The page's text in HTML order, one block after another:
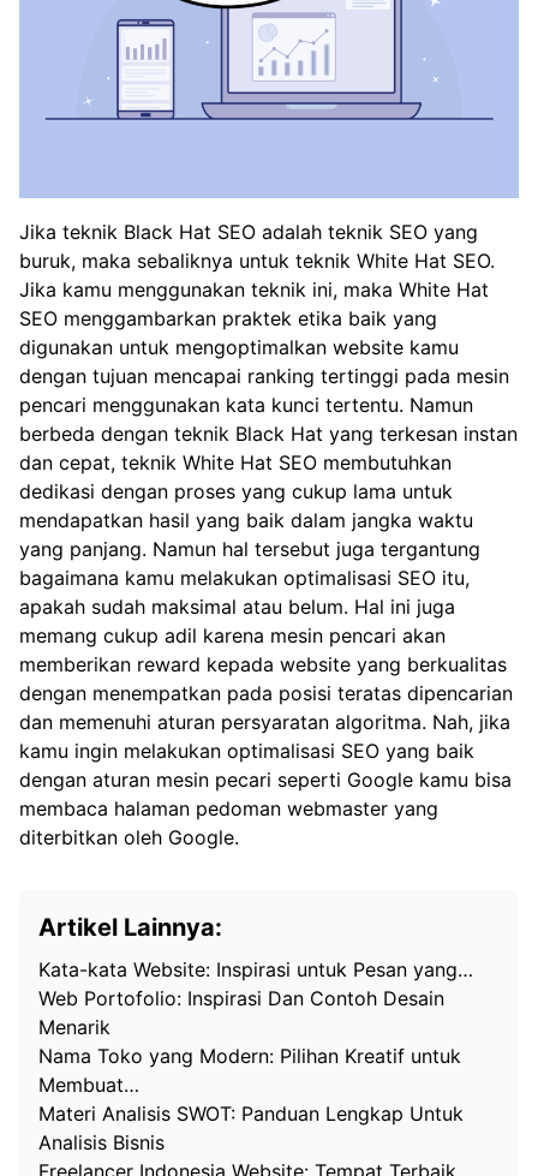
Jika teknik Black Hat SEO adalah teknik SEO yang
buruk, maka sebaliknya untuk teknik White Hat SEO.
Jika kamu menggunakan teknik ini, maka White Hat
SEO menggambarkan praktek etika baik yang
digunakan untuk mengoptimalkan website kamu
dengan tujuan mencapai ranking tertinggi pada mesin
pencari menggunakan kata kunci tertentu. Namun
berbeda dengan teknik Black Hat yang terkesan instan
dan cepat, teknik White Hat SEO membutuhkan
dedikasi dengan proses yang cukup lama untuk
mendapatkan hasil yang baik dalam jangka waktu
yang panjang. Namun hal tersebut juga tergantung
bagaimana kamu melakukan optimalisasi SEO itu,
apakah sudah maksimal atau belum. Hal ini juga
memang cukup adil karena mesin pencari akan
memberikan reward kepada website yang berkualitas
dengan menempatkan pada posisi teratas dipencarian
dan memenuhi aturan persyaratan algoritma. Nah, jika
kamu ingin melakukan optimalisasi SEO yang baik
dengan aturan mesin pecari seperti Google kamu bisa
membaca halaman pedoman webmaster yang
diterbitkan oleh Google.
Artikel Lainnya:
Kata-kata Website: Inspirasi untuk Pesan yang…
Web Portofolio: Inspirasi Dan Contoh Desain
Menarik
Nama Toko yang Modern: Pilihan Kreatif untuk
Membuat…
Materi Analisis SWOT: Panduan Lengkap Untuk
Analisis Bisnis
Freelancer Indonesia Website: Tempat Terbaik